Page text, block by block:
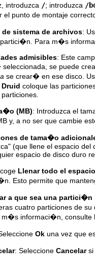
introduzca /; introduzca /
el punto de montaje
de sistema de archivos:
Para m�s
admisibles: Este
se puede
se crear� en ese disco.
Druid coloque las
(MB): Introduzca el
y, a no ser que cambie
de tama�o
(que llene el espacio
espacio de disco duro
Llenar todo el
Esto permite que
a que sea una partici�n
cuatro particiones de
m�s informaci�n, consulte
Ok una vez que
: Seleccione Cancelarsi